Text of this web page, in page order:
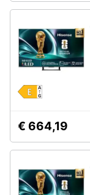
€ 664,19